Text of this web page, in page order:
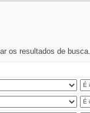
os resultados de busca.